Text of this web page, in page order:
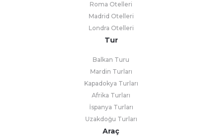
Roma Otelleri
Madrid Otelleri
Londra Otelleri
Tur
Balkan Turu
Mardin Turları
Kapadokya Turları
Afrika Turları
İspanya Turları
Uzakdoğu Turları
Araç